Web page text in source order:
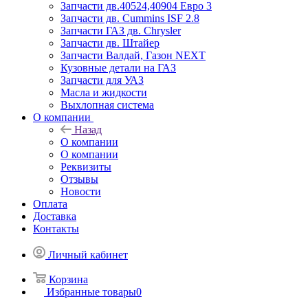
Запчасти дв.40524,40904 Евро 3
Запчасти дв. Cummins ISF 2.8
Запчасти ГАЗ дв. Chrysler
Запчасти дв. Штайер
Запчасти Валдай, Газон NEXT
Кузовные детали на ГАЗ
Запчасти для УАЗ
Масла и жидкости
Выхлопная система
О компании
Назад
О компании
О компании
Реквизиты
Отзывы
Новости
Оплата
Доставка
Контакты
Личный кабинет
Корзина
Избранные товары0